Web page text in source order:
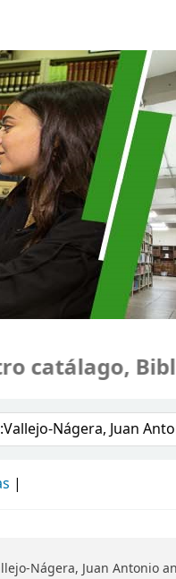
catálago,
Nágera, Juan Antonio